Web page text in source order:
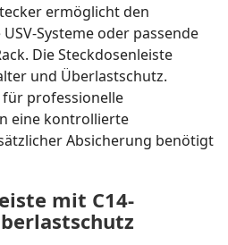
ermöglicht den
Systeme oder passende
Die Steckdosenleiste
und Überlastschutz.
für professionelle
eine kontrollierte
Absicherung benötigt
mit C14-